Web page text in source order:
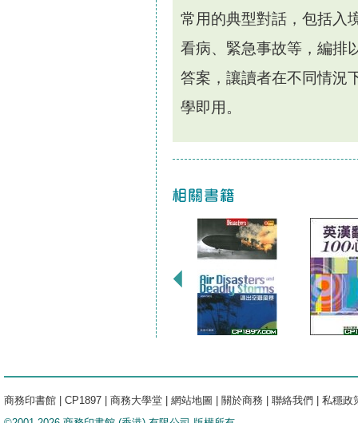
常用的典型對話，包括入
看病、緊急事故等，編排
答案，讓讀者在不同情況
學即用。
商務印書館 CP1897 商務大學堂 網站地圖 關於商務 聯絡我們
私穩政